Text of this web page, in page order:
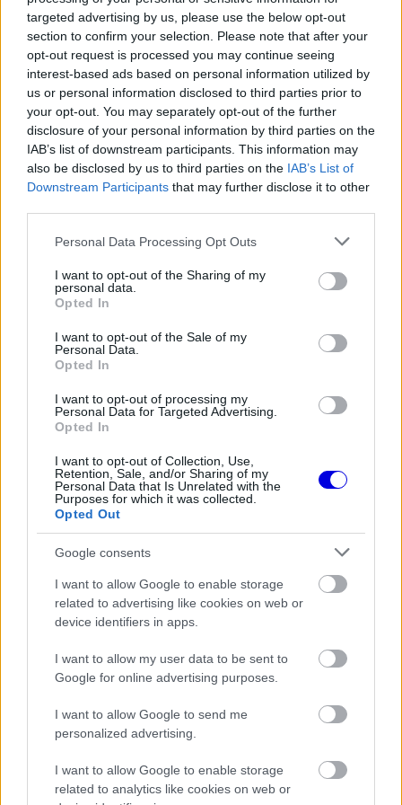
targeted advertising by us, please use the below opt-out
section to confirm your selection. Please note that after your
opt-out request is processed you may continue seeing
interest-based ads based on personal information utilized by
us or personal information disclosed to third parties prior to
your opt-out. You may separately opt-out of the further
disclosure of your personal information by third parties on the
IAB’s list of downstream participants. This information may
also be disclosed by us to third parties on the IAB’s List of
Downstream Participants that may further disclose it to other
Please note that this website/app uses one or more Google
not limited to your visit or usage behaviour. You may click to
grant or deny consent to Google and its third-party tags to
use your data for below specified purposes in below Google
consent section.
Personal Data Processing Opt Outs
I want to opt-out of the Sharing of my
personal data.
Opted In
I want to opt-out of the Sale of my
Personal Data.
Opted In
I want to opt-out of processing my
Personal Data for Targeted Advertising.
Opted In
I want to opt-out of Collection, Use,
Retention, Sale, and/or Sharing of my
Personal Data that Is Unrelated with the
Purposes for which it was collected.
Opted Out
Google consents
I want to allow Google to enable storage
related to advertising like cookies on web or
device identifiers in apps.
I want to allow my user data to be sent to
Google for online advertising purposes.
I want to allow Google to send me
personalized advertising.
I want to allow Google to enable storage
related to analytics like cookies on web or
loading.
modal
window.
„Jak továbbra is fontos szerepet tölt be harmadik
versenyzőként, ez az FP1-es szereplés pedig
újabb értékes lépés ebben a folyamatban. Az
szimulátoros programunkban, nemrég pedig
eredményes napokat teljesített a Pirelli barcelonai
gumitesztjén.”
EZEKET IS AJÁNLJUK
FORMA-1
feltámadását
kitálalt Hamilton F1-es
Kockázatos ötlettel villant a
Ferrari, hamarosan mindenki ezt
„Ausztria újabb lehetőséget ad arra, hogy
versenyhétvégés környezetben is felmérjük a